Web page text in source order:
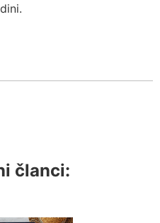
članci: